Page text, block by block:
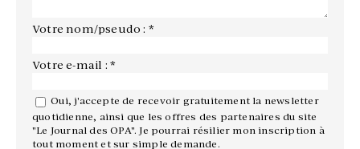
Votre nom/pseudo : *
Votre e-mail : *
Oui, j'accepte de recevoir gratuitement la newsletter
quotidienne, ainsi que les offres des partenaires du site
"Le Journal des OPA". Je pourrai résilier mon inscription à
tout moment et sur simple demande.